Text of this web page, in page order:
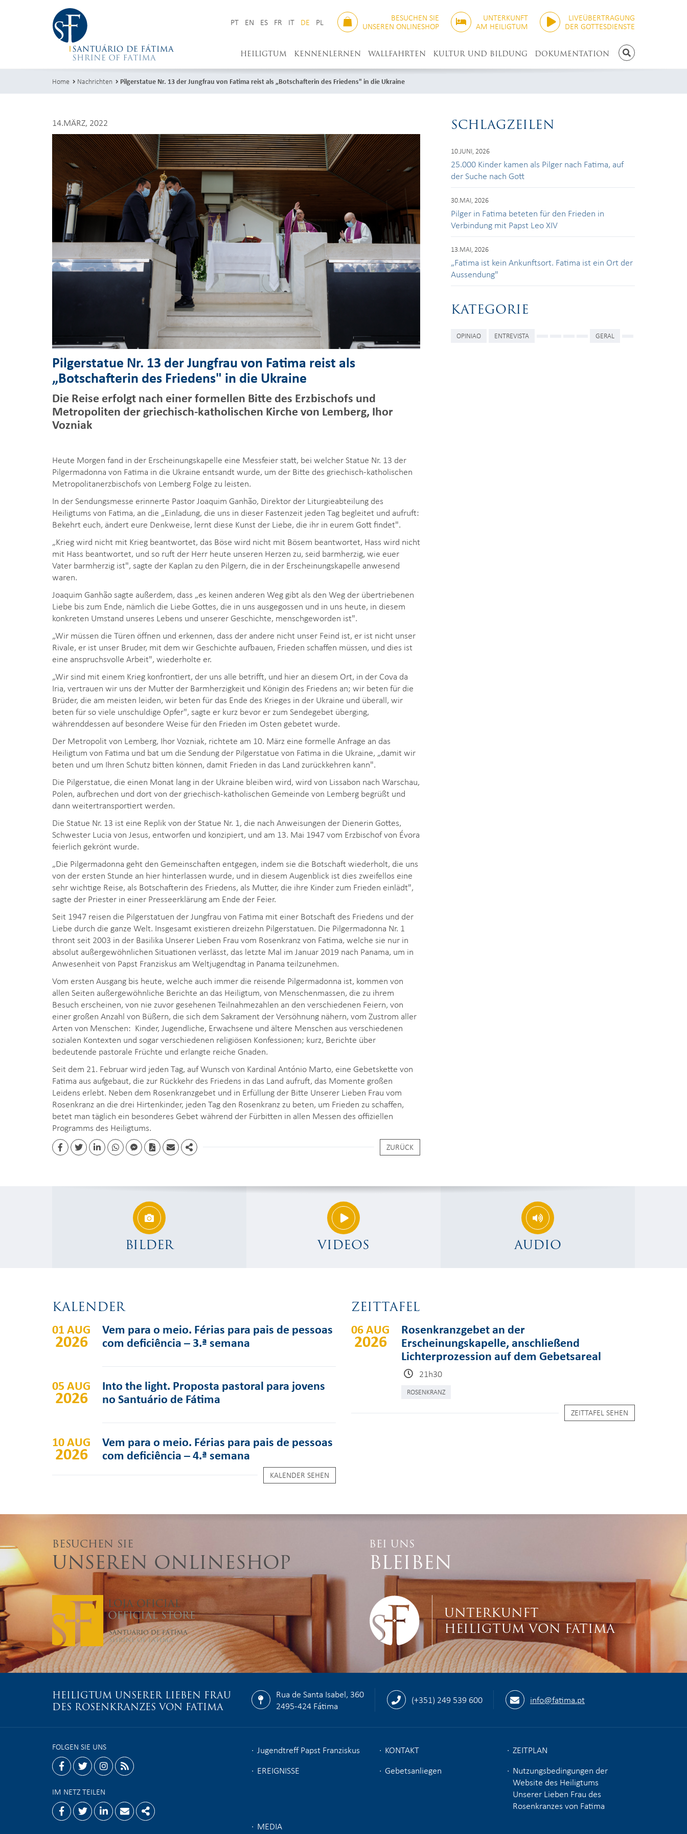
PT EN ES FR IT DE PL BESUCHEN SIE
UNSEREN ONLINESHOP
UNTERKUNFT
AM HEILIGTUM
LIVEÜBERTRAGUNG
DER GOTTESDIENSTE
SUCHEN
HEILIGTUM KENNENLERNEN WALLFAHRTEN KULTUR UND BILDUNG DOKUMENTATION
Home Nachrichten Pilgerstatue Nr. 13 der Jungfrau von Fatima reist als „Botschafterin des Friedens" in die Ukraine
14.MÄRZ, 2022
Pilgerstatue Nr. 13 der Jungfrau von Fatima reist als
„Botschafterin des Friedens" in die Ukraine
Die Reise erfolgt nach einer formellen Bitte des Erzbischofs und
Metropoliten der griechisch-katholischen Kirche von Lemberg, Ihor
Vozniak
Heute Morgen fand in der Erscheinungskapelle eine Messfeier statt, bei welcher Statue Nr. 13 der
Pilgermadonna von Fatima in die Ukraine entsandt wurde, um der Bitte des griechisch-katholischen
Metropolitanerzbischofs von Lemberg Folge zu leisten.
In der Sendungsmesse erinnerte Pastor Joaquim Ganhão, Direktor der Liturgieabteilung des
Heiligtums von Fatima, an die „Einladung, die uns in dieser Fastenzeit jeden Tag begleitet und aufruft:
Bekehrt euch, ändert eure Denkweise, lernt diese Kunst der Liebe, die ihr in eurem Gott findet".
„Krieg wird nicht mit Krieg beantwortet, das Böse wird nicht mit Bösem beantwortet, Hass wird nicht
mit Hass beantwortet, und so ruft der Herr heute unseren Herzen zu, seid barmherzig, wie euer
Vater barmherzig ist", sagte der Kaplan zu den Pilgern, die in der Erscheinungskapelle anwesend
waren.
Joaquim Ganhão sagte außerdem, dass „es keinen anderen Weg gibt als den Weg der übertriebenen
Liebe bis zum Ende, nämlich die Liebe Gottes, die in uns ausgegossen und in uns heute, in diesem
konkreten Umstand unseres Lebens und unserer Geschichte, menschgeworden ist".
„Wir müssen die Türen öffnen und erkennen, dass der andere nicht unser Feind ist, er ist nicht unser
Rivale, er ist unser Bruder, mit dem wir Geschichte aufbauen, Frieden schaffen müssen, und dies ist
eine anspruchsvolle Arbeit", wiederholte er.
„Wir sind mit einem Krieg konfrontiert, der uns alle betrifft, und hier an diesem Ort, in der Cova da
Iria, vertrauen wir uns der Mutter der Barmherzigkeit und Königin des Friedens an; wir beten für die
Brüder, die am meisten leiden, wir beten für das Ende des Krieges in der Ukraine und überall, wir
beten für so viele unschuldige Opfer", sagte er kurz bevor er zum Sendegebet überging,
währenddessen auf besondere Weise für den Frieden im Osten gebetet wurde.
Der Metropolit von Lemberg, Ihor Vozniak, richtete am 10. März eine formelle Anfrage an das
Heiligtum von Fatima und bat um die Sendung der Pilgerstatue von Fatima in die Ukraine, „damit wir
beten und um Ihren Schutz bitten können, damit Frieden in das Land zurückkehren kann".
Die Pilgerstatue, die einen Monat lang in der Ukraine bleiben wird, wird von Lissabon nach Warschau,
Polen, aufbrechen und dort von der griechisch-katholischen Gemeinde von Lemberg begrüßt und
dann weitertransportiert werden.
Die Statue Nr. 13 ist eine Replik von der Statue Nr. 1, die nach Anweisungen der Dienerin Gottes,
Schwester Lucia von Jesus, entworfen und konzipiert, und am 13. Mai 1947 vom Erzbischof von Évora
feierlich gekrönt wurde.
„Die Pilgermadonna geht den Gemeinschaften entgegen, indem sie die Botschaft wiederholt, die uns
von der ersten Stunde an hier hinterlassen wurde, und in diesem Augenblick ist dies zweifellos eine
sehr wichtige Reise, als Botschafterin des Friedens, als Mutter, die ihre Kinder zum Frieden einlädt",
sagte der Priester in einer Presseerklärung am Ende der Feier.
Seit 1947 reisen die Pilgerstatuen der Jungfrau von Fatima mit einer Botschaft des Friedens und der
Liebe durch die ganze Welt. Insgesamt existieren dreizehn Pilgerstatuen. Die Pilgermadonna Nr. 1
thront seit 2003 in der Basilika Unserer Lieben Frau vom Rosenkranz von Fatima, welche sie nur in
absolut außergewöhnlichen Situationen verlässt, das letzte Mal im Januar 2019 nach Panama, um in
Anwesenheit von Papst Franziskus am Weltjugendtag in Panama teilzunehmen.
Vom ersten Ausgang bis heute, welche auch immer die reisende Pilgermadonna ist, kommen von
allen Seiten außergewöhnliche Berichte an das Heiligtum, von Menschenmassen, die zu ihrem
Besuch erscheinen, von nie zuvor gesehenen Teilnahmezahlen an den verschiedenen Feiern, von
einer großen Anzahl von Büßern, die sich dem Sakrament der Versöhnung nähern, vom Zustrom aller
Arten von Menschen: Kinder, Jugendliche, Erwachsene und ältere Menschen aus verschiedenen
sozialen Kontexten und sogar verschiedenen religiösen Konfessionen; kurz, Berichte über
bedeutende pastorale Früchte und erlangte reiche Gnaden.
Seit dem 21. Februar wird jeden Tag, auf Wunsch von Kardinal António Marto, eine Gebetskette von
Fatima aus aufgebaut, die zur Rückkehr des Friedens in das Land aufruft, das Momente großen
Leidens erlebt. Neben dem Rosenkranzgebet und in Erfüllung der Bitte Unserer Lieben Frau vom
Rosenkranz an die drei Hirtenkinder, jeden Tag den Rosenkranz zu beten, um Frieden zu schaffen,
betet man täglich ein besonderes Gebet während der Fürbitten in allen Messen des offiziellen
Programms des Heiligtums.
FacebookTwitterLinkedinwhatsappfacebook messenger
PDF EmailShare
ZURÜCK
SCHLAGZEILEN
10.JUNI, 2026
25.000 Kinder kamen als Pilger nach Fatima, auf
der Suche nach Gott
30.MAI, 2026
Pilger in Fatima beteten für den Frieden in
Verbindung mit Papst Leo XIV
13.MAI, 2026
„Fatima ist kein Ankunftsort. Fatima ist ein Ort der
Aussendung"
KATEGORIE
OPINIAO ENTREVISTA GERAL
BILDER VIDEOS AUDIO
KALENDER
01 AUG
2026
Vem para o meio. Férias para pais de pessoas
com deficiência – 3.ª semana
05 AUG
2026
Into the light. Proposta pastoral para jovens
no Santuário de Fátima
10 AUG
2026
Vem para o meio. Férias para pais de pessoas
com deficiência – 4.ª semana
KALENDER SEHEN
ZEITTAFEL
06 AUG
2026
Rosenkranzgebet an der
Erscheinungskapelle, anschließend
Lichterprozession auf dem Gebetsareal
21h30
ROSENKRANZ
ZEITTAFEL SEHEN
BESUCHEN SIE
UNSEREN ONLINESHOP
BEI UNS
BLEIBEN
UNTERKUNFT
HEILIGTUM VON FATIMA
HEILIGTUM UNSERER LIEBEN FRAU
DES ROSENKRANZES VON FATIMA
Rua de Santa Isabel, 360
2495-424 Fátima
(+351) 249 539 600 info@fatima.pt
Jugendtreff Papst Franziskus KONTAKT
ZEITPLAN
EREIGNISSE
Gebetsanliegen
Nutzungsbedingungen der
Website des Heiligtums
Unserer Lieben Frau des
Rosenkranzes von Fatima
MEDIA
FOLGEN SIE UNS
facebooktwitterinstagram
rss
IM NETZ TEILEN
FacebookTwitterLinkedinEmailShare